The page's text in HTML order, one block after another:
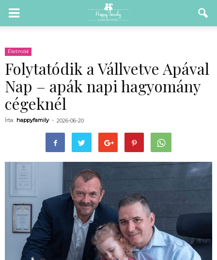
Életmód
Folytatódik a Vállvetve Apával
Nap – apák napi hagyomány
cégeknél
Írta: happyfamily - 2026-06-20